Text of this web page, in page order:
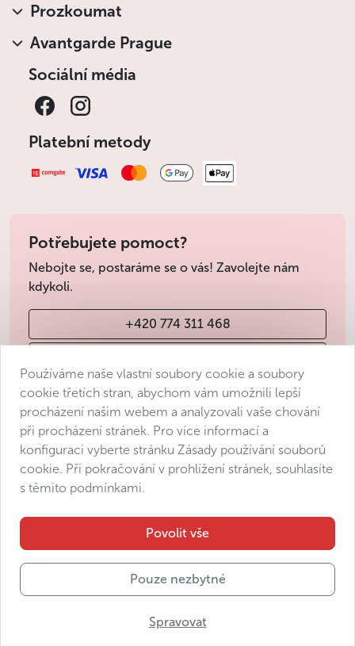
Prozkoumat
Avantgarde Prague
Sociální média
Platební metody
Potřebujete pomoct?
Nebojte se, postaráme se o vás! Zavolejte nám
kdykoli.
+420 774 311 468
Obchodní podmínky
Ochrana osobních údajů
Prohlášení o přístupnosti
Manage consent
Používáme naše vlastní soubory cookie a soubory
cookie třetích stran, abychom vám umožnili lepší
procházení našim webem a analyzovali vaše chování
při procházení stránek. Pro více informací a
konfiguraci vyberte stránku Zásady používání souborů
cookie. Při pokračování v prohlížení stránek, souhlasíte
s těmito podmínkami.
Povolit vše
Pouze nezbytné
Spravovat